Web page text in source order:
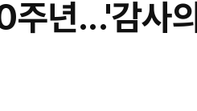
년...'감사